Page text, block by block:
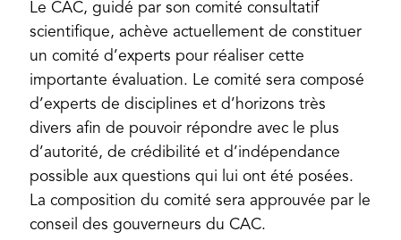
a
new
tab)
Le CAC, guidé par son comité consultatif
scientifique, achève actuellement de constituer
un comité d’experts pour réaliser cette
importante évaluation. Le comité sera composé
d’experts de disciplines et d’horizons très
divers afin de pouvoir répondre avec le plus
d’autorité, de crédibilité et d’indépendance
possible aux questions qui lui ont été posées.
La composition du comité sera approuvée par le
conseil des gouverneurs du CAC.